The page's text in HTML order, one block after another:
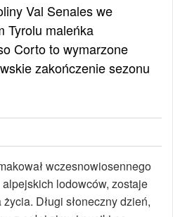
Val Senales we
Tyrolu maleńka
Corto to wymarzone
zakończenie sezonu
wczesnowiosennego
lodowców, zostaje
Długi słoneczny dzień,